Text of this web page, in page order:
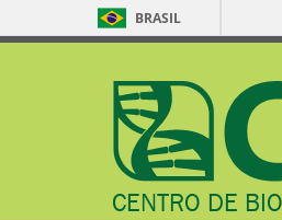
BRASIL
CENTRO DE